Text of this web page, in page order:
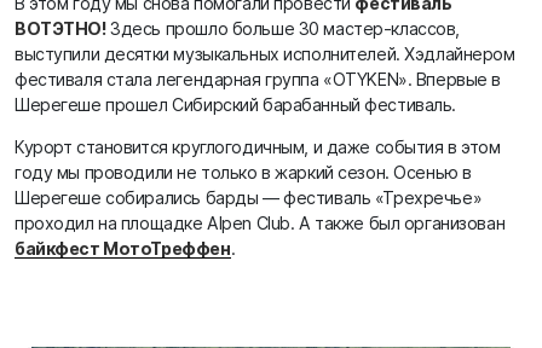
ВОТЭТНО!Здесь прошло больше 30 мастер-классов,
выступили десятки музыкальных исполнителей. Хэдлайнером
фестиваля стала легендарная группа «OTYKEN». Впервые в
Шерегеше прошел Сибирский барабанный фестиваль.
Курорт становится круглогодичным, и даже события в этом
году мы проводили не только в жаркий сезон. Осенью в
Шерегеше собирались барды — фестиваль «Трехречье»
проходил на площадке Alpen Club. А также был организован
байкфест МотоТреффен.